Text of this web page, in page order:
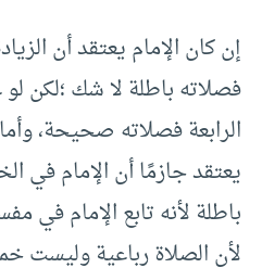
إن كان الإمام يعتقد أن
فصلاته باطلة لا شك ؛لكن
الرابعة فصلاته صحيحة،
يعتقد جازمًا أن الإمام في
باطلة لأنه تابع الإمام في
لأن الصلاة رباعية وليست